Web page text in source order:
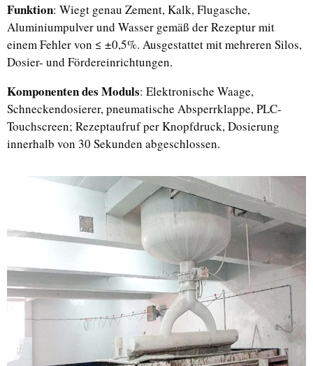
Funktion: Wiegt genau Zement, Kalk, Flugasche,
Aluminiumpulver und Wasser gemäß der Rezeptur mit
einem Fehler von ≤ ±0,5%. Ausgestattet mit mehreren Silos,
Dosier- und Fördereinrichtungen.
Komponenten des Moduls: Elektronische Waage,
Schneckendosierer, pneumatische Absperrklappe, PLC-
Touchscreen; Rezeptaufruf per Knopfdruck, Dosierung
innerhalb von 30 Sekunden abgeschlossen.